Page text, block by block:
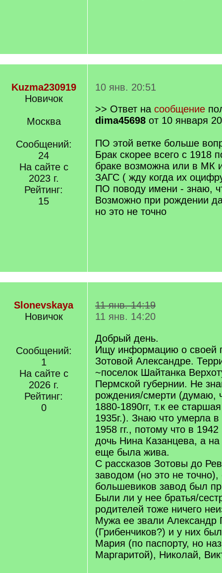
Kuzma230919
Новичок
Москва
Сообщений:
24
На сайте с
2023 г.
Рейтинг:
15
10 янв. 20:51
>> Ответ на сообщение
dima45698 от 10 января
ПО этой ветке больше
Брак скорее всего с 1918
браке возможна или в МК
ЗАГС ( жду когда их
ПО поводу имени - знаю,
Возможно при рождении
но это не точно
Slonevskaya
Новичок
Сообщений:
1
На сайте с
2026 г.
Рейтинг:
0
11 янв. 14:19
11 янв. 14:20
Добрый день.
Ищу информацию о своей
Зотовой Александре.
~поселок Шайтанка
Пермской губернии. Не
рождения/смерти (думаю,
1880-1890гг, т.к ее
1935г.). Знаю что умерла
1958 гг., потому что в
дочь Нина Казанцева, а
еще была жива.
С рассказов Зотовы до
заводом (но это не
большевиков завод был
Были ли у нее братья/
родителей тоже ничего
Мужа ее звали Александр
(Грибенчиков?) и у них
Мария (по паспорту, но
Маргаритой), Николай,